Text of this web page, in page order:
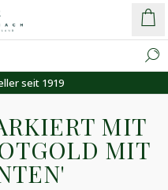
seit 1919
MIT
MIT